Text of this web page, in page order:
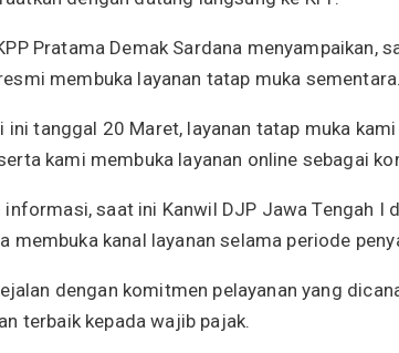
Pratama Demak Sardana menyampaikan,
membuka layanan tatap muka sementara.
ini tanggal 20 Maret, layanan tatap muka
kami membuka layanan online sebagai
informasi, saat ini Kanwil DJP Jawa Tengah
membuka kanal layanan selama periode
dengan komitmen pelayanan yang
terbaik kepada wajib pajak.